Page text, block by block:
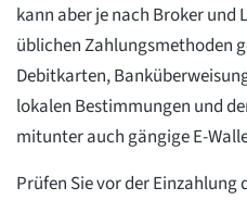
kann aber je nach Broker und
üblichen Zahlungsmethoden
Debitkarten,
lokalen Bestimmungen und
mitunter auch gängige E-
Prüfen Sie vor der Einzahlung